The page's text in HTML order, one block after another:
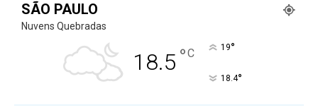
SÃO PAULO
Nuvens Quebradas
18.5 °C 19°
18.4°